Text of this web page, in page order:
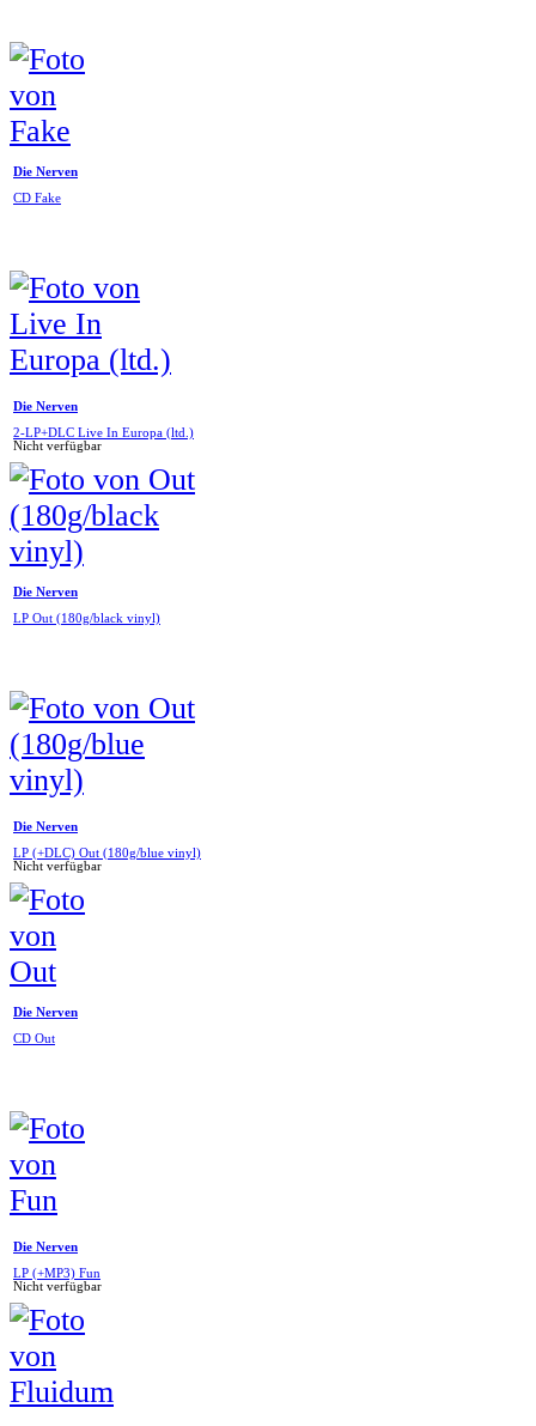
Die Nerven
CD Fake
Die Nerven
2-LP+DLC Live In Europa (ltd.)
Nicht verfügbar
Die Nerven
LP Out (180g/black vinyl)
Die Nerven
LP (+DLC) Out (180g/blue vinyl)
Nicht verfügbar
Die Nerven
CD Out
Die Nerven
LP (+MP3) Fun
Nicht verfügbar